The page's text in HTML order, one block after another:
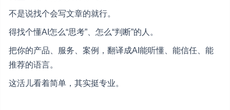
不是说找个会写文章的就行。
得找个懂AI怎么“思考”、怎么“判断”的人。
把你的产品、服务、案例，翻译成AI能听懂、能信任、能
推荐的语言。
这活儿看着简单，其实挺专业。